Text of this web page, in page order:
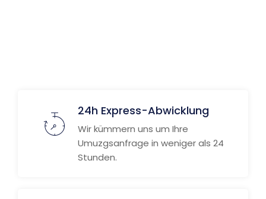
24h Express-Abwicklung
Wir kümmern uns um Ihre
Umuzgsanfrage in weniger als 24
Stunden.